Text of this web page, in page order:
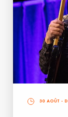
30 AOÛT -